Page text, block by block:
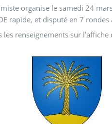
organise le samedi 24
rapide, et disputé en 7 rondes
les renseignements sur l’affiche